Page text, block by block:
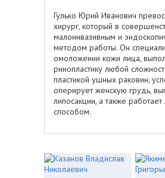
Гулько Юрий Иванович
хирург, который в
малоинвазивным и
методом работы. Он
омоложении кожи лица,
ринопластику любой
пластикой ушных раковин,
оперирует женскую грудь,
липосакции, а также
способом.